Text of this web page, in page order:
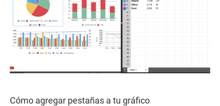
Cómo agregar pestañas a tu gráfico